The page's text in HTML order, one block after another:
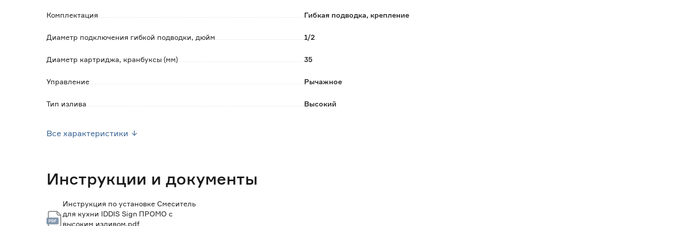
нержавеющей стали.
Комплектация Гибкая подводка, крепление
Диаметр подключения гибкой подводки, дюйм 1/2
Диаметр картриджа, кранбуксы (мм) 35
Управление Рычажное
Тип излива Высокий
Цвет
Все характеристики
Инструкции и документы
Инструкция по установке Смеситель
для кухни IDDIS Sign ПРОМО с
высоким изливом.pdf